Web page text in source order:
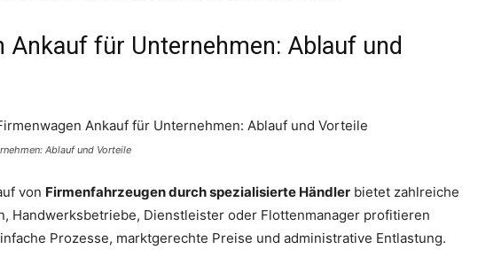
Ankauf für Unternehmen: Ablauf und
Ablauf und Vorteile
von Firmenfahrzeugen durch spezialisierte Händler bietet zahlreiche
Handwerksbetriebe, Dienstleister oder Flottenmanager profitieren
Prozesse, marktgerechte Preise und administrative Entlastung.